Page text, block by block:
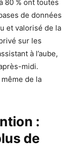
80 % ont toutes
de données
et valorisé de la
sur les
à l’aube,
midi.
de la
:
de